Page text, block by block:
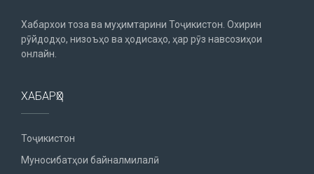
Хабархои тоза ва муҳимтарини Тоҷикистон. Охирин
рӯйдодҳо, низоъҳо ва ҳодисаҳо, ҳар рӯз навсозиҳои
онлайн.
ХАБАРҲО
Тоҷикистон
Муносибатҳои байналмилалӣ